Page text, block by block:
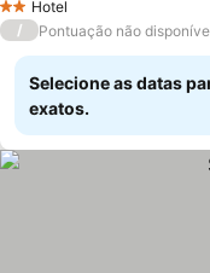
2 Estrelas
Hotel
/
Pontuação não
Selecione as datas
exatos.